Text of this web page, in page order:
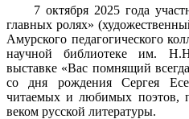
7 октября 2025 года
главных ролях»
Амурского педагогического
научной библиотеке им.
выставке «Вас помнящий
со дня рождения Сергея
читаемых и любимых поэтов,
веком русской литературы.